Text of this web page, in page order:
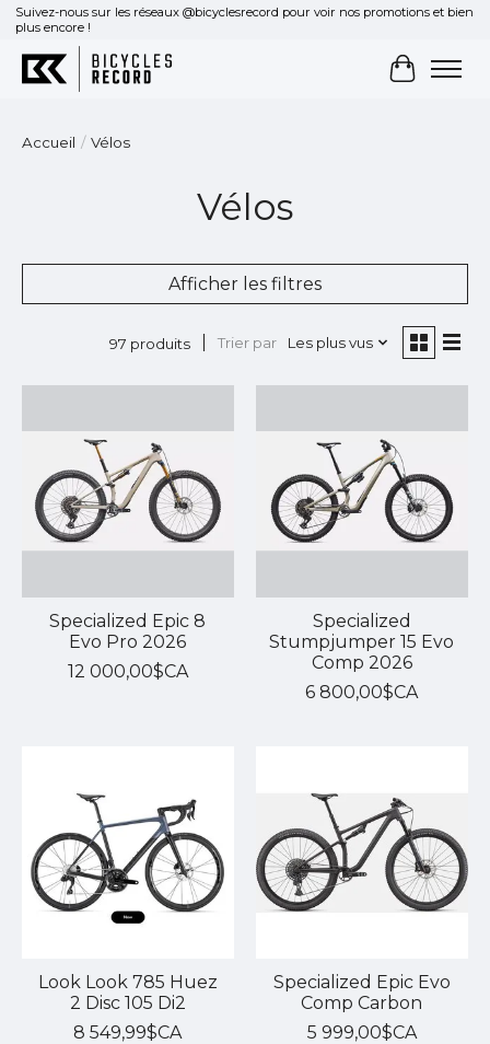
Suivez-nous sur les réseaux @bicyclesrecord pour voir nos promotions et bien
plus encore !
Panier
Accueil / Vélos
Vélos
Afficher les filtres
97 produits Trier par Les plus vus
Specialized Epic 8
Evo Pro 2026
12 000,00$CA
Specialized
Stumpjumper 15 Evo
Comp 2026
6 800,00$CA
Look Look 785 Huez
2 Disc 105 Di2
8 549,99$CA
Specialized Epic Evo
Comp Carbon
5 999,00$CA